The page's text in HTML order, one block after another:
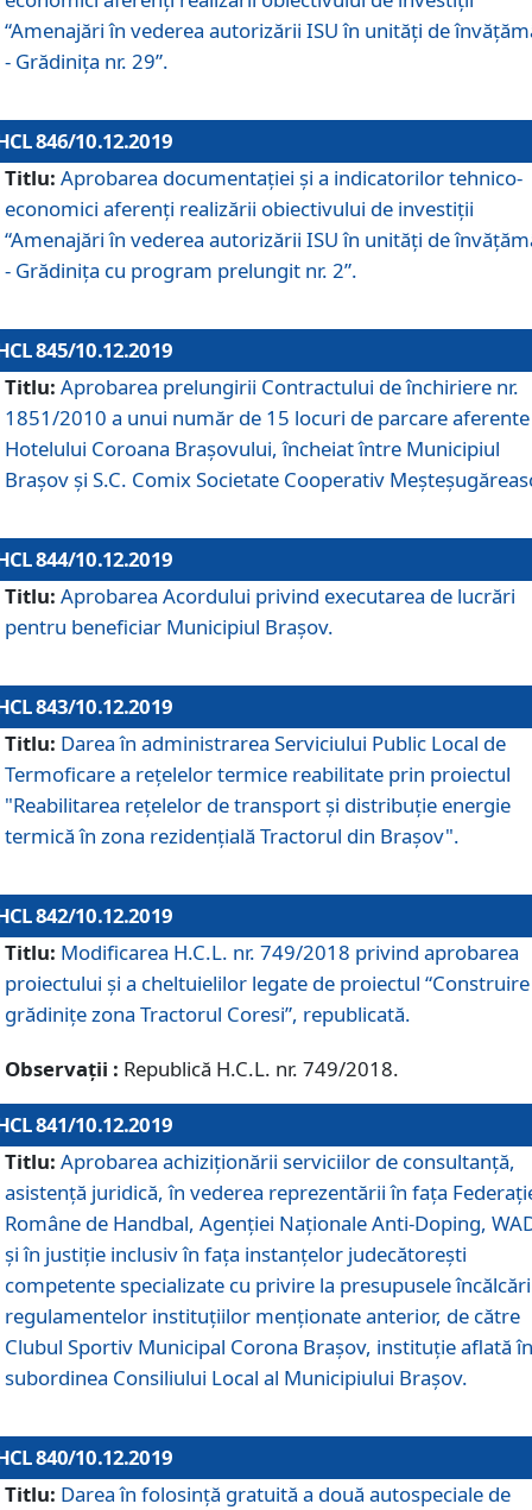
“Amenajări în vederea autorizării ISU în unități de
- Grădinița nr. 29”.
846/10.12.2019
Titlu: Aprobarea documentației și a indicatorilor tehnico-
economici aferenți realizării obiectivului de investiții
“Amenajări în vederea autorizării ISU în unități de
- Grădinița cu program prelungit nr. 2”.
845/10.12.2019
Titlu: Aprobarea prelungirii Contractului de închiriere nr.
1851/2010 a unui număr de 15 locuri de parcare aferente
Hotelului Coroana Brașovului, încheiat între Municipiul
Braşov şi S.C. Comix Societate Cooperativ
844/10.12.2019
Titlu: Aprobarea Acordului privind executarea de lucrări
pentru beneficiar Municipiul Brașov.
843/10.12.2019
Titlu: Darea în administrarea Serviciului Public Local de
Termoficare a rețelelor termice reabilitate prin proiectul
"Reabilitarea reţelelor de transport şi distribuţie energie
termică în zona rezidenţială Tractorul din Braşov".
842/10.12.2019
Titlu: Modificarea H.C.L. nr. 749/2018 privind aprobarea
proiectului și a cheltuielilor legate de proiectul “Construire
grădinițe zona Tractorul Coresi”, republicată.
Observații : Republică H.C.L. nr. 749/2018.
841/10.12.2019
Titlu: Aprobarea achiziționării serviciilor de consultanță,
asistență juridică, în vederea reprezentării în fața
Române de Handbal, Agenției Naționale Anti-Doping,
și în justiție inclusiv în fața instanțelor judecătorești
competente specializate cu privire la presupusele
regulamentelor instituțiilor menționate anterior, de către
Clubul Sportiv Municipal Corona Braşov, instituție aflată în
subordinea Consiliului Local al Municipiului Brașov.
840/10.12.2019
Titlu: Darea în folosință gratuită a două autospeciale de